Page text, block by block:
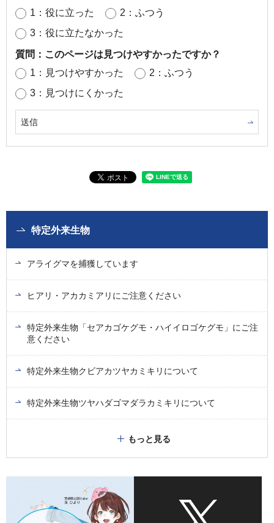
1：役に立った
2：ふつう
3：役に立たなかった
質問：このページは見つけやすかったですか？
1：見つけやすかった
2：ふつう
3：見つけにくかった
特定外来生物
アライグマを捕獲しています
ヒアリ・アカカミアリにご注意ください
特定外来生物「セアカゴケグモ・ハイイロゴケグモ」にご注
意ください
特定外来生物クビアカツヤカミキリについて
特定外来生物ツヤハダゴマダラカミキリについて
もっと見る